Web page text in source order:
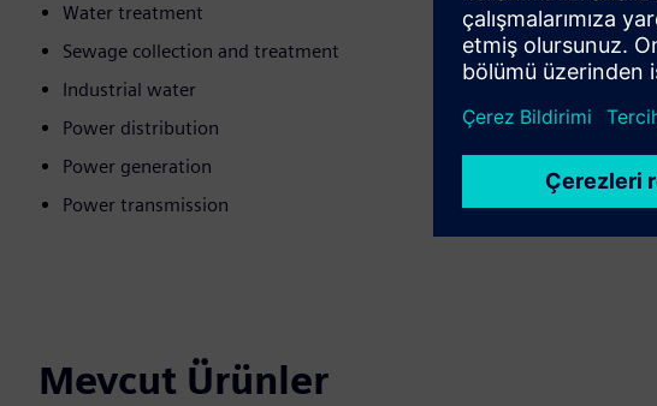
Water treatment
Sewage collection and treatment
Industrial water
Power distribution
Power generation
Power transmission
Mevcut Ürünler